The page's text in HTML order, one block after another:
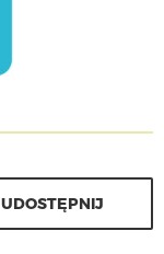
UDOSTĘPNIJ